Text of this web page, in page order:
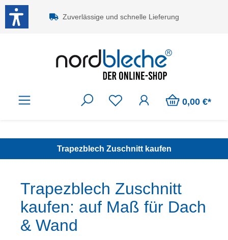
Zum Hauptinhalt springen
Zuverlässige und schnelle Lieferung
0,00 €*
Trapezblech Zuschnitt kaufen
Trapezblech Zuschnitt
kaufen: auf Maß für Dach
& Wand